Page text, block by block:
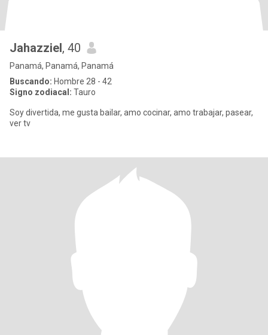
Jahazziel, 40
Panamá, Panamá, Panamá
Buscando: Hombre 28 - 42
Signo zodiacal: Tauro
Soy divertida, me gusta bailar, amo cocinar, amo trabajar, pasear,
ver tv